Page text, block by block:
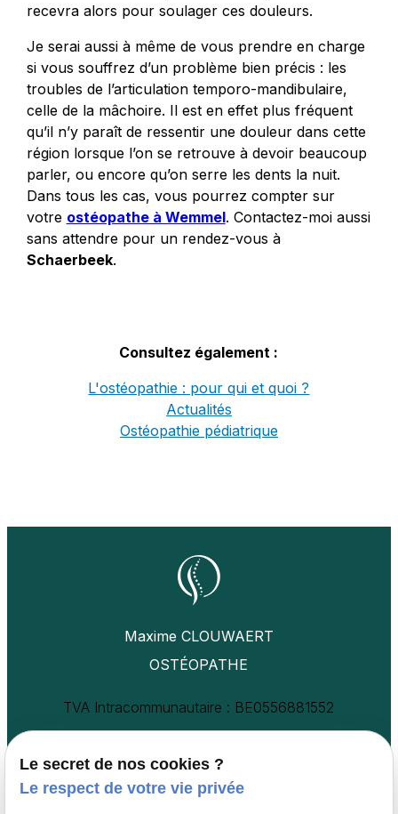
recevra alors pour soulager ces douleurs.
Je serai aussi à même de vous prendre en charge
si vous souffrez d’un problème bien précis : les
troubles de l’articulation temporo-mandibulaire,
celle de la mâchoire. Il est en effet plus fréquent
qu’il n’y paraît de ressentir une douleur dans cette
région lorsque l’on se retrouve à devoir beaucoup
parler, ou encore qu’on serre les dents la nuit.
Dans tous les cas, vous pourrez compter sur
votre ostéopathe à Wemmel. Contactez-moi aussi
sans attendre pour un rendez-vous à
Schaerbeek.
Consultez également :
L'ostéopathie : pour qui et quoi ?
Actualités
Ostéopathie pédiatrique
Maxime CLOUWAERT
OSTÉOPATHE
TVA Intracommunautaire : BE0556881552
Universel 37,,
1030 Schaerbeek
Le secret de nos cookies ?
Le respect de votre vie privée